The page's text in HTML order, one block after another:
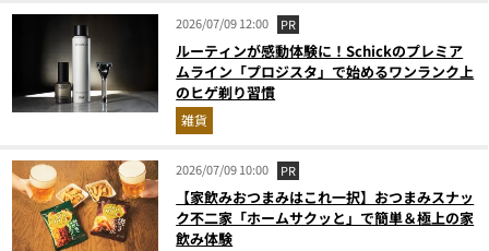
2026/07/09 12:00 PR
ルーティンが感動体験に！Schickのプレミア
ムライン「プロジスタ」で始めるワンランク上
のヒゲ剃り習慣
雑貨
2026/07/09 10:00 PR
【家飲みおつまみはこれ一択】おつまみスナッ
ク不二家「ホームサクッと」で簡単＆極上の家
飲み体験